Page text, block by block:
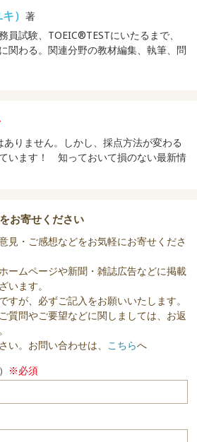
キ）著
員試験、TOEIC®TESTにいたるまで、
関わる。関連分野の教材編集、執筆、問
りません。しかし、採点方法が変わる
います！ 知っておいて損のない最新情
お寄せください
見・ご感想などをお気軽にお寄せくださ
ームページや新聞・雑誌広告などに掲載
います。
が、必ずご記入をお願いいたします。
質問やご要望などに関しましては、お返
い。お問い合わせは、 こちらへ
※必須